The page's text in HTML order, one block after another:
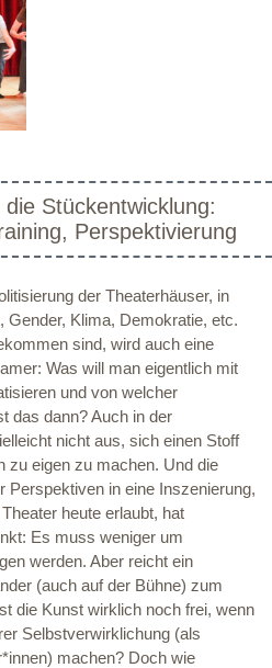
Stückentwicklung:
Perspektivierung
der Theaterhäuser, in
Gender, Klima, Demokratie, etc.
sind, wird auch eine
Was will man eigentlich mit
und von welcher
das dann? Auch in der
nicht aus, sich einen Stoff
zu eigen zu machen. Und die
Perspektiven in eine Inszenierung,
heute erlaubt, hat
Es muss weniger um
werden. Aber reicht ein
(auch auf der Bühne) zum
die Kunst wirklich noch frei, wenn
Selbstverwirklichung (als
machen? Doch wie